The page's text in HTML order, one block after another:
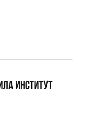
ИНСТИТУТ